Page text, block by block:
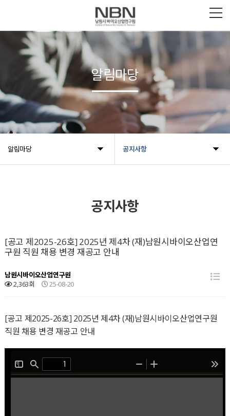
알림마당 공지사항
알림마당
공지사항
[공고 제2025-26호] 2025년 제4차 (재)남원시바이오산업연
구원 직원 채용 변경 재공고 안내
남원시바이오산업연구원
2,363회
25-08-20
[공고 제2025-26호] 2025년 제4차 (재)남원시바이오산업연구원
직원 채용 변경 재공고 안내